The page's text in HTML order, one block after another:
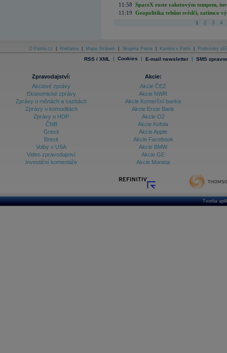
11:58 SpaceX roste raketovým tempem,
11:19 Geopolitika trhům svědčí, zatímco
1 2 3 4
O Patria.cz Reklama Mapa Stránek Skupina Patria Kariéra v Patrii Podmínky
RSS / XML | Cookies | E-mail newsletter | SMS
Zpravodajství:
Akciové zprávy
Ekonomické zprávy
Zprávy o měnách a sazbách
Zprávy o komoditách
Zprávy o HDP
ČNB
Grexit
Brexit
Volby v USA
Video zpravodajství
Investiční komentáře
Akcie:
Akcie ČEZ
Akcie NWR
Akcie Komerční banka
Akcie Erste Bank
Akcie O2
Akcie Kofola
Akcie Apple
Akcie Facebook
Akcie BMW
Akcie GE
Akcie Moneta
Tvorba